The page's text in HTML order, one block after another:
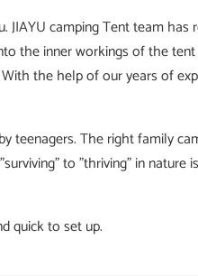
camping Tent team
the inner workings of the
the help of our years of
teenagers. The right family
to "thriving" in nature
quick to set up.